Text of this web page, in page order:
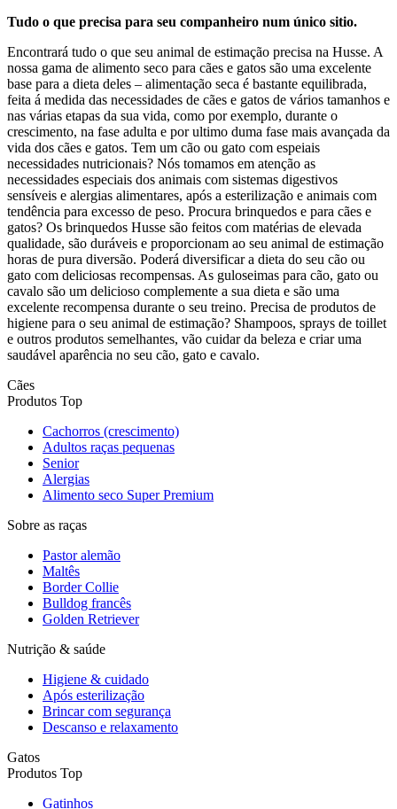
Tudo o que precisa para seu companheiro num único sitio.
Encontrará tudo o que seu animal de estimação precisa na Husse. A
nossa gama de alimento seco para cães e gatos são uma excelente
base para a dieta deles – alimentação seca é bastante equilibrada,
feita á medida das necessidades de cães e gatos de vários tamanhos e
nas várias etapas da sua vida, como por exemplo, durante o
crescimento, na fase adulta e por ultimo duma fase mais avançada da
vida dos cães e gatos. Tem um cão ou gato com espeiais
necessidades nutricionais? Nós tomamos em atenção as
necessidades especiais dos animais com sistemas digestivos
sensíveis e alergias alimentares, após a esterilização e animais com
tendência para excesso de peso. Procura brinquedos e para cães e
gatos? Os brinquedos Husse são feitos com matérias de elevada
qualidade, são duráveis e proporcionam ao seu animal de estimação
horas de pura diversão. Poderá diversificar a dieta do seu cão ou
gato com deliciosas recompensas. As guloseimas para cão, gato ou
cavalo são um delicioso complemente a sua dieta e são uma
excelente recompensa durante o seu treino. Precisa de produtos de
higiene para o seu animal de estimação? Shampoos, sprays de toillet
e outros produtos semelhantes, vão cuidar da beleza e criar uma
saudável aparência no seu cão, gato e cavalo.
Cães
Produtos Top
Cachorros (crescimento)
Adultos raças pequenas
Senior
Alergias
Alimento seco Super Premium
Sobre as raças
Pastor alemão
Maltês
Border Collie
Bulldog francês
Golden Retriever
Nutrição & saúde
Higiene & cuidado
Após esterilização
Brincar com segurança
Descanso e relaxamento
Gatos
Produtos Top
Gatinhos